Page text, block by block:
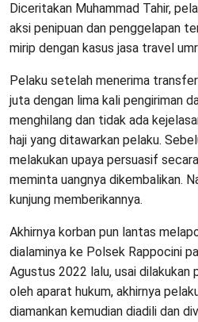
Diceritakan Muhammad Tahir,
aksi penipuan dan penggelapan
mirip dengan kasus jasa travel
Pelaku setelah menerima
juta dengan lima kali pengiriman
menghilang dan tidak ada
haji yang ditawarkan pelaku.
melakukan upaya persuasif
meminta uangnya dikembalikan.
kunjung memberikannya.
Akhirnya korban pun lantas
dialaminya ke Polsek Rappocini
Agustus 2022 lalu, usai dilakukan
oleh aparat hukum, akhirnya
diamankan kemudian diadili dan